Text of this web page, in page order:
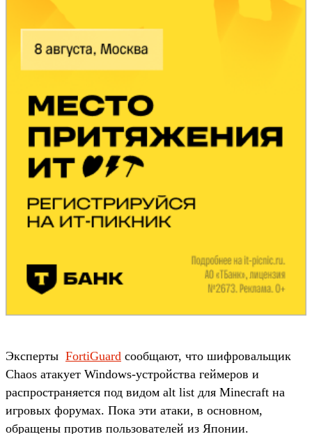
Эксперты FortiGuard сообщают, что шифровальщик
Chaos атакует Windows-устройства геймеров и
распространяется под видом alt list для Minecraft на
игровых форумах. Пока эти атаки, в основном,
обращены против пользователей из Японии.